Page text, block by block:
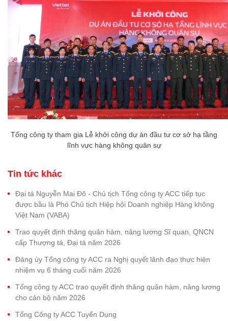
Tổng công ty tham gia Lễ khởi công dự án đầu tư cơ sở hạ tầng
lĩnh vực hàng không quân sự
Tin tức khác
Đại tá Nguyễn Mai Đô - Chủ tịch Tổng công ty ACC tiếp tục
được bầu là Phó Chủ tịch Hiệp hội Doanh nghiệp Hàng không
Việt Nam (VABA)
Trao quyết định thăng quân hàm, nâng lương Sĩ quan, QNCN
cấp Thượng tá, Đại tá năm 2026
Đảng ủy Tổng công ty ACC ra Nghị quyết lãnh đạo thực hiện
nhiệm vụ 6 tháng cuối năm 2026
Tổng công ty ACC trao quyết định thăng quân hàm, nâng lương
cho cán bộ năm 2026
Tổng Công ty ACC Tuyển Dụng